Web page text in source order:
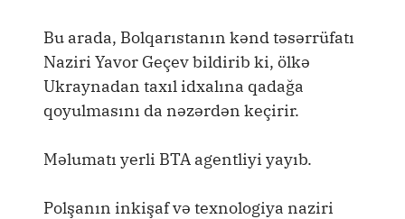
Bu arada, Bolqarıstanın kənd təsərrüfatı
Naziri Yavor Geçev bildirib ki, ölkə
Ukraynadan taxıl idxalına qadağa
qoyulmasını da nəzərdən keçirir.
Məlumatı yerli BTA agentliyi yayıb.
Polşanın inkişaf və texnologiya naziri